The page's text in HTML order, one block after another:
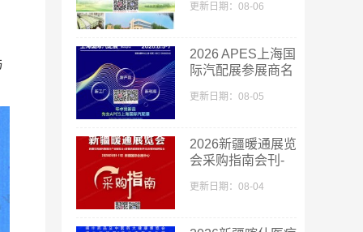
展商名录
更新日期：08-06
2026 APES上海国
际汽配展参展商名
更新日期：08-05
2026新疆暖通展览
会采购指南会刊-
更新日期：08-04